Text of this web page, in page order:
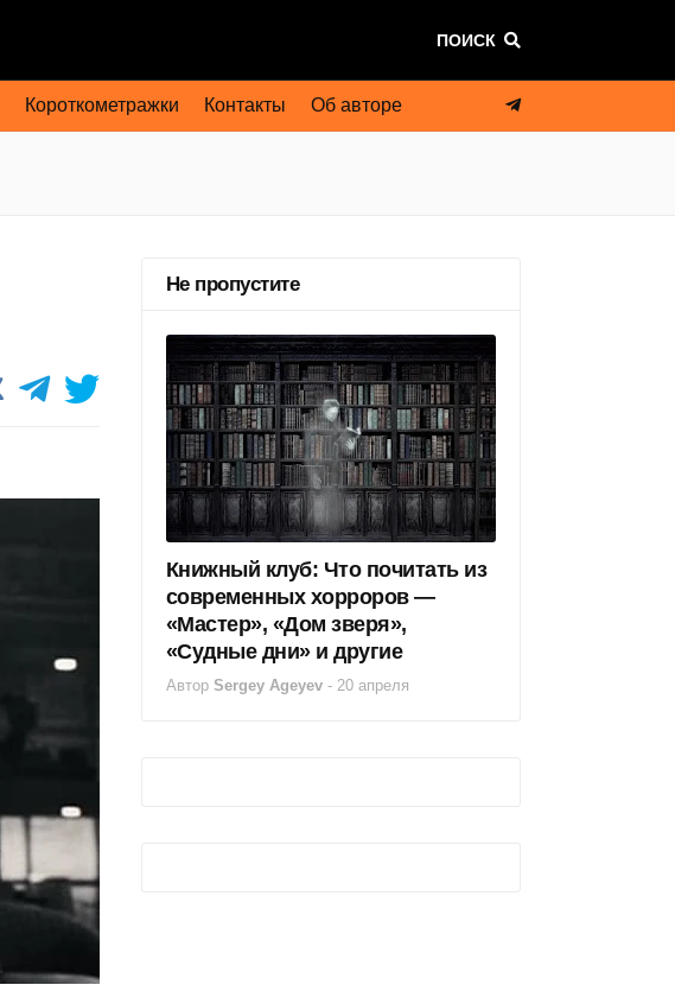
ПОИСК
Короткометражки Контакты Об авторе
Не пропустите
Книжный клуб: Что почитать из
современных хорроров —
«Мастер», «Дом зверя»,
«Судные дни» и другие
Автор Sergey Ageyev - 20 апреля